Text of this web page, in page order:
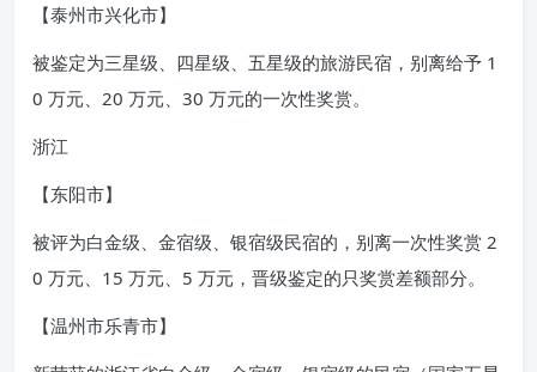
【泰州市兴化市】
被鉴定为三星级、四星级、五星级的旅游民宿，别离给予 1
0 万元、20 万元、30 万元的一次性奖赏。
浙江
【东阳市】
被评为白金级、金宿级、银宿级民宿的，别离一次性奖赏 2
0 万元、15 万元、5 万元，晋级鉴定的只奖赏差额部分。
【温州市乐青市】